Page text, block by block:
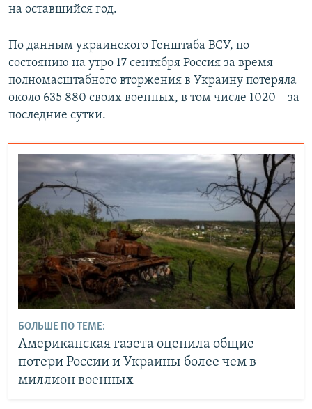
на оставшийся год.
По данным украинского Генштаба ВСУ, по
состоянию на утро 17 сентября Россия за время
полномасштабного вторжения в Украину потеряла
около 635 880 своих военных, в том числе 1020 – за
последние сутки.
БОЛЬШЕ ПО ТЕМЕ:
Американская газета оценила общие
потери России и Украины более чем в
миллион военных